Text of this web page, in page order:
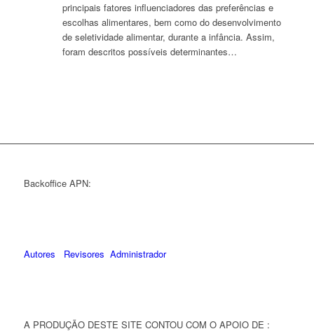
principais fatores influenciadores das preferências e
escolhas alimentares, bem como do desenvolvimento
de seletividade alimentar, durante a infância. Assim,
foram descritos possíveis determinantes…
Backoffice APN:
Autores Revisores Administrador
A PRODUÇÃO DESTE SITE CONTOU COM O APOIO DE :